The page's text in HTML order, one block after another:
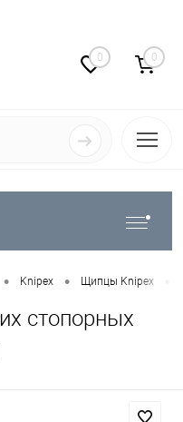
0 0
• Knipex • Щипцы Knipex
стопорных